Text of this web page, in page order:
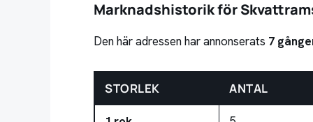
Marknadshistorik för
Den här adressen har annonserats 7
STORLEK ANTAL